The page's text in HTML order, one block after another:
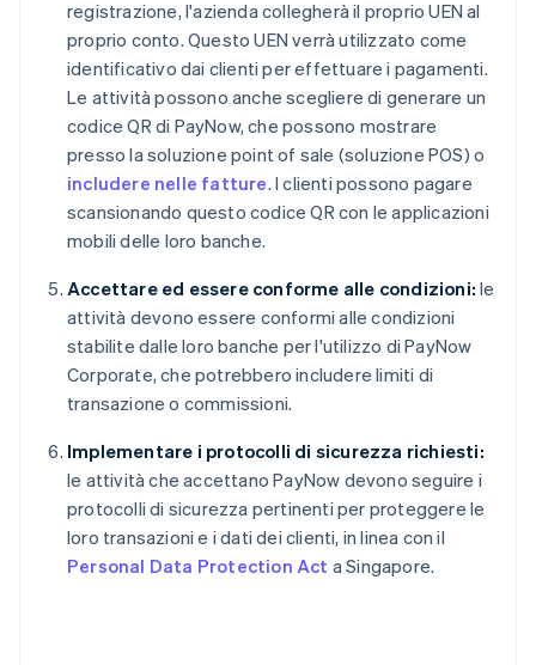
registrazione, l'azienda collegherà il proprio UEN al
proprio conto. Questo UEN verrà utilizzato come
identificativo dai clienti per effettuare i pagamenti.
Le attività possono anche scegliere di generare un
codice QR di PayNow, che possono mostrare
presso la soluzione point of sale (soluzione POS) o
includere nelle fatture. I clienti possono pagare
scansionando questo codice QR con le applicazioni
mobili delle loro banche.
Accettare ed essere conforme alle condizioni: le
attività devono essere conformi alle condizioni
stabilite dalle loro banche per l'utilizzo di PayNow
Corporate, che potrebbero includere limiti di
transazione o commissioni.
Implementare i protocolli di sicurezza richiesti:
le attività che accettano PayNow devono seguire i
protocolli di sicurezza pertinenti per proteggere le
loro transazioni e i dati dei clienti, in linea con il
Personal Data Protection Act a Singapore.